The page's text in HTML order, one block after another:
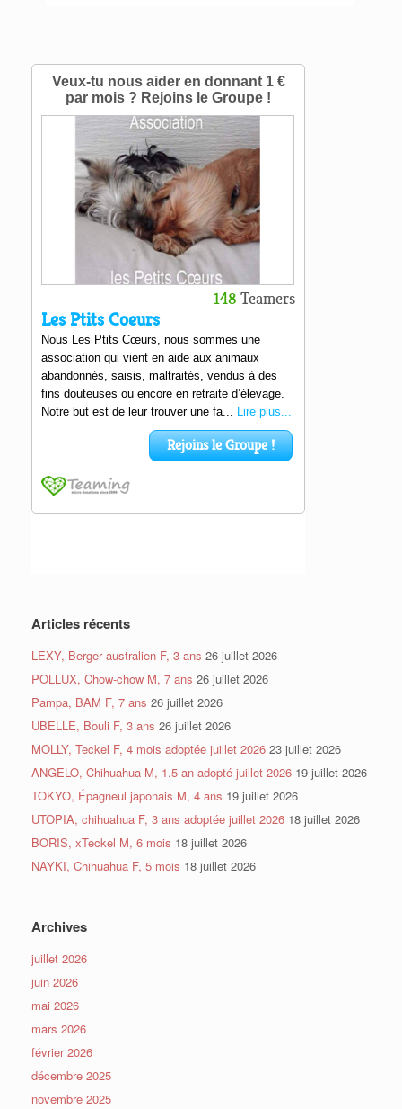
Articles récents
LEXY, Berger australien F, 3 ans 26 juillet 2026
POLLUX, Chow-chow M, 7 ans 26 juillet 2026
Pampa, BAM F, 7 ans 26 juillet 2026
UBELLE, Bouli F, 3 ans 26 juillet 2026
MOLLY, Teckel F, 4 mois adoptée juillet 2026 23 juillet 2026
ANGELO, Chihuahua M, 1.5 an adopté juillet 2026 19 juillet 2026
TOKYO, Épagneul japonais M, 4 ans 19 juillet 2026
UTOPIA, chihuahua F, 3 ans adoptée juillet 2026 18 juillet 2026
BORIS, xTeckel M, 6 mois 18 juillet 2026
NAYKI, Chihuahua F, 5 mois 18 juillet 2026
Archives
juillet 2026
juin 2026
mai 2026
mars 2026
février 2026
décembre 2025
novembre 2025